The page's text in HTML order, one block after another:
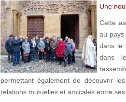
Une
Cette
au pays
dans le
dans
permettant également de découvrir
relations mutuelles et amicales entre ses